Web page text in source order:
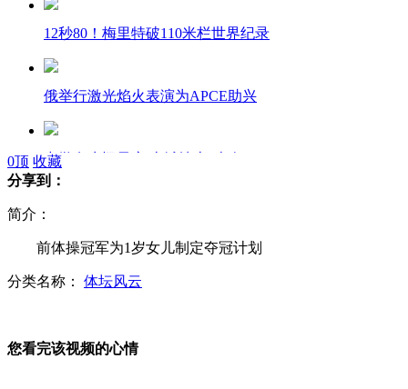
12秒80！梅里特破110米栏世界纪录
俄举行激光焰火表演为APCE助兴
中学女生疑早恋 古城墙上“表白”
广东连发5起"误拆" 拆迁办称意外
年轻男子抱骨灰盒行乞 遭记者戳穿
上海"光明"部分瓶装牛奶出现异味
0顶 收藏
分享到：
简介：
前体操冠军为1岁女儿制定夺冠计划
分类名称： 体坛风云
您看完该视频的心情